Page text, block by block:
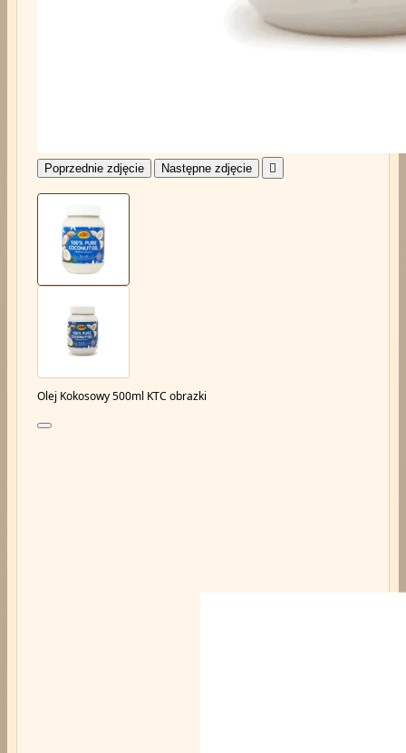
Poprzednie zdjęcie Następne zdjęcie 
Olej Kokosowy 500ml KTC obrazki